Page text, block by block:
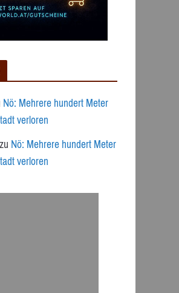
Nö: Mehrere hundert Meter
verloren
Nö: Mehrere hundert Meter
verloren